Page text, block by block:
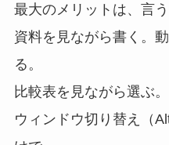
最大のメリットは、言
資料を見ながら書く。
る。
比較表を見ながら選ぶ。
ウィンドウ切り替え（